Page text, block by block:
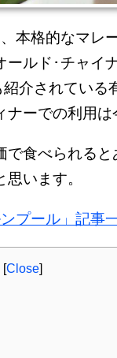
本格的なマレ
ルド･チャイ
介されている
ーでの利用は
食べられる
います。
ンプール」記事
[Close]